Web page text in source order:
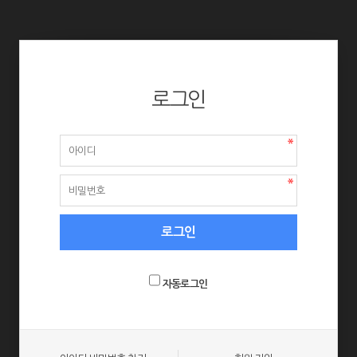
로그인
자동로그인